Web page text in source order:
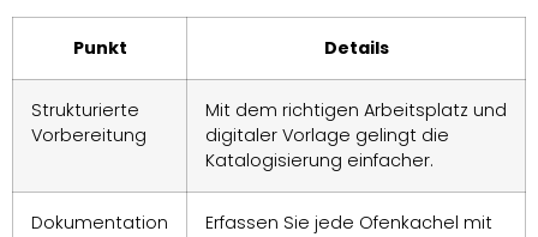
Punkt Details
Strukturierte
Vorbereitung
Mit dem richtigen Arbeitsplatz und
digitaler Vorlage gelingt die
Katalogisierung einfacher.
Dokumentation
Erfassen Sie jede Ofenkachel mit